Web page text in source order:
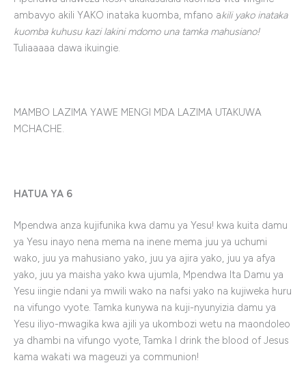
ambavyo akili YAKO inataka kuomba, mfano akili yako inataka
kuomba kuhusu kazi lakini mdomo una tamka mahusiano!
Tuliaaaaa dawa ikuingie.
MAMBO LAZIMA YAWE MENGI MDA LAZIMA UTAKUWA
MCHACHE.
HATUA YA 6
Mpendwa anza kujifunika kwa damu ya Yesu! kwa kuita damu
ya Yesu inayo nena mema na inene mema juu ya uchumi
wako, juu ya mahusiano yako, juu ya ajira yako, juu ya afya
yako, juu ya maisha yako kwa ujumla, Mpendwa lta Damu ya
Yesu iingie ndani ya mwili wako na nafsi yako na kujiweka huru
na vifungo vyote. Tamka kunywa na kuji-nyunyizia damu ya
Yesu iliyo-mwagika kwa ajili ya ukombozi wetu na maondoleo
ya dhambi na vifungo vyote, Tamka I drink the blood of Jesus
kama wakati wa mageuzi ya communion!